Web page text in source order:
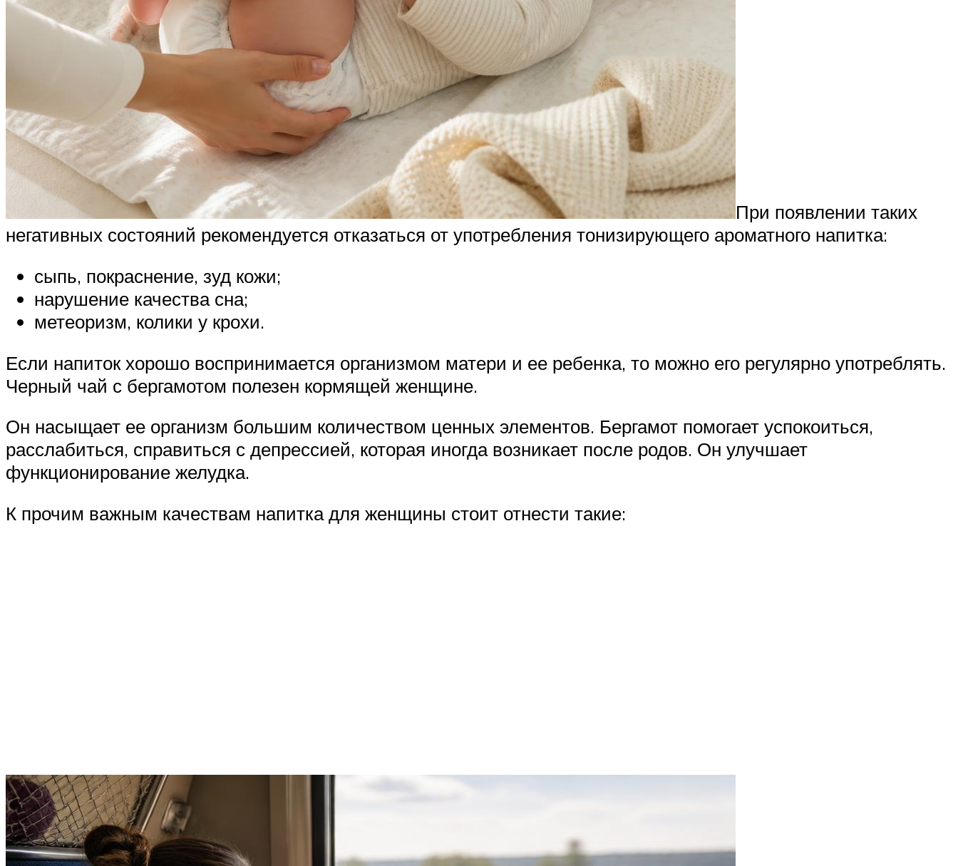
При появлении таких
негативных состояний рекомендуется отказаться от употребления тонизирующего ароматного напитка:
сыпь, покраснение, зуд кожи;
нарушение качества сна;
метеоризм, колики у крохи.
Если напиток хорошо воспринимается организмом матери и ее ребенка, то можно его регулярно употреблять.
Черный чай с бергамотом полезен кормящей женщине.
Он насыщает ее организм большим количеством ценных элементов. Бергамот помогает успокоиться,
расслабиться, справиться с депрессией, которая иногда возникает после родов. Он улучшает
функционирование желудка.
К прочим важным качествам напитка для женщины стоит отнести такие: